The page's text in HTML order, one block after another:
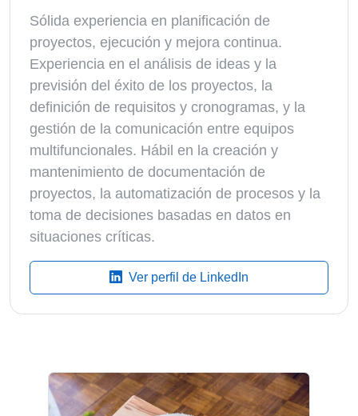
Sólida experiencia en planificación de
proyectos, ejecución y mejora continua.
Experiencia en el análisis de ideas y la
previsión del éxito de los proyectos, la
definición de requisitos y cronogramas, y la
gestión de la comunicación entre equipos
multifuncionales. Hábil en la creación y
mantenimiento de documentación de
proyectos, la automatización de procesos y la
toma de decisiones basadas en datos en
situaciones críticas.
Ver perfil de LinkedIn